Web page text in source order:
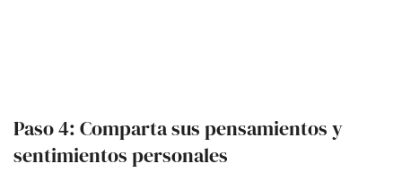
Paso 4: Comparta sus pensamientos y
sentimientos personales